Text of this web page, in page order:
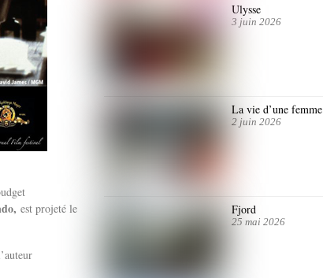
est projeté le
Ulysse
3 juin 2026
La vie d’une femme
2 juin 2026
Fjord
25 mai 2026